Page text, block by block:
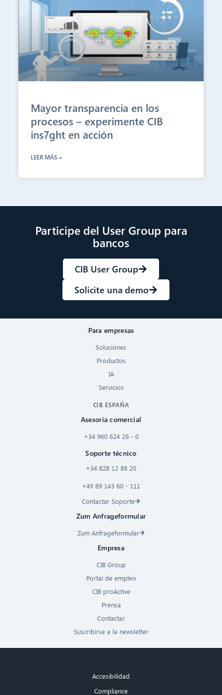
Mayor transparencia en los
procesos – experimente CIB
ins7ght en acción
LEER MÁS »
Participe del User Group para
bancos
CIB User Group
Solicite una demo
Para empresas
Soluciones
Productos
IA
Servicios
CIB ESPAÑA
Asesoría comercial
+34 960 624 26 - 0
Soporte técnico
+34 828 12 88 20
+49 89 143 60 - 111
Contactar Soporte
Zum Anfrageformular
Zum Anfrageformular
Empresa
CIB Group
Portal de empleo
CIB proActive
Prensa
Contactar
Suscribirse a la newsletter
Accesibilidad
Compliance